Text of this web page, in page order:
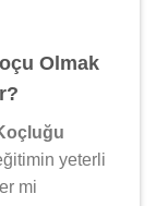
Olmak
yeterli
mi